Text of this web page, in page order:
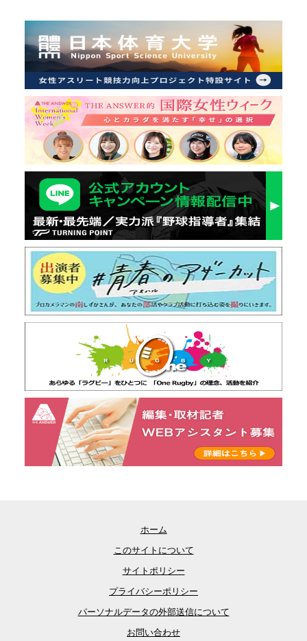
ホーム
このサイトについて
サイトポリシー
プライバシーポリシー
パーソナルデータの外部送信について
お問い合わせ